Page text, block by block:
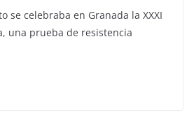
se celebraba en Granada la XXXI
una prueba de resistencia